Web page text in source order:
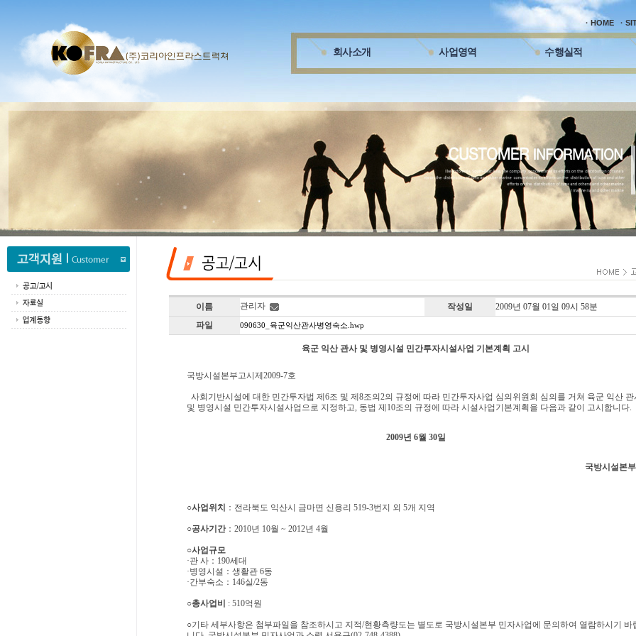
· HOME ·
회사소개 사업영역 수행실적
이름 관리자 작성일
2009년 07월 01일 09시 58분
파일
090630_육군익산관사병영숙소.hwp
육군 익산 관사 및 병영시설 민간투자시설사업 기본계획 고시
국방시설본부고시제2009-7호
사회기반시설에 대한 민간투자법 제6조 및 제8조의2의 규정에 따라 민간투자사업 심의위원회 심의를 거쳐 육군 익산 관
및 병영시설 민간투자시설사업으로 지정하고, 동법 제10조의 규정에 따라 시설사업기본계획을 다음과 같이 고시합니다.
2009년 6월 30일
국방시설본
○사업위치 ：전라북도 익산시 금마면 신용리 519-3번지 외 5개 지역
○공사기간：2010년 10월 ~ 2012년 4월
○사업규모
·관 사：190세대
·병영시설：생활관 6동
·간부숙소：146실/2동
○총사업비 : 510억원
○기타 세부사항은 첨부파일을 참조하시고 지적/현황측량도는 별도로 국방시설본부 민자사업에 문의하여 열람하시기 바